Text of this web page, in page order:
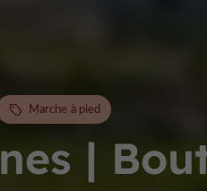
|
Marche à pied